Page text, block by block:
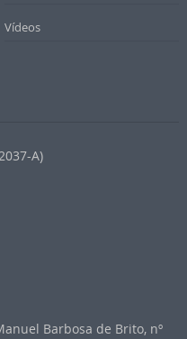
Vídeos
A)
Barbosa de Brito, nº